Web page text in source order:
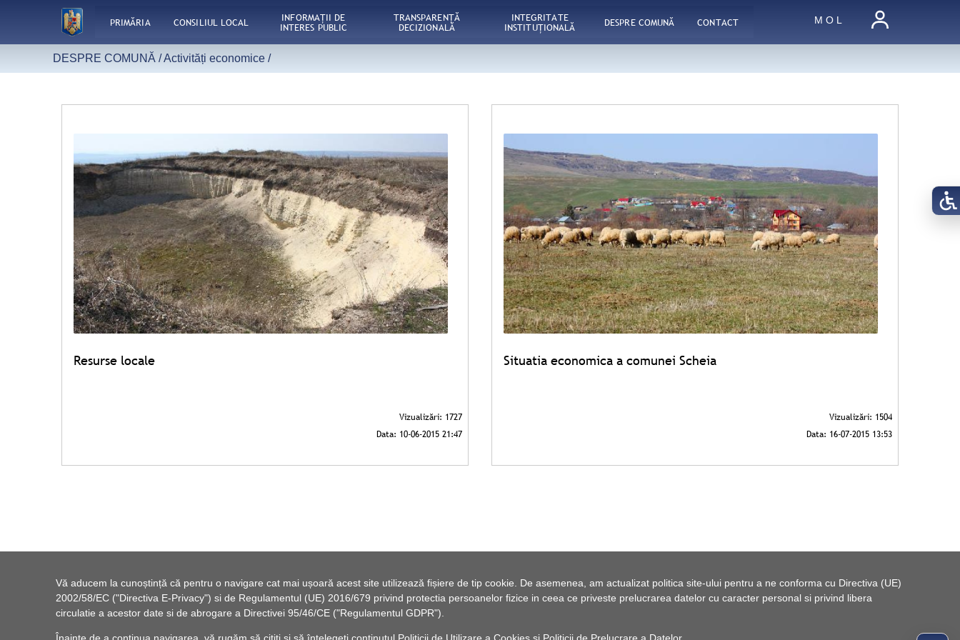
Vă aducem la cunoștință că pentru o navigare cat mai ușoară acest site utilizează fișiere de tip cookie. De asemenea, am actualizat politica site-ului pentru a ne conforma cu Directiva (UE)
2002/58/EC ("Directiva E-Privacy") si de Regulamentul (UE) 2016/679 privind protectia persoanelor fizice in ceea ce priveste prelucrarea datelor cu caracter personal si privind libera
circulatie a acestor date si de abrogare a Directivei 95/46/CE ("Regulamentul GDPR").
PRIMĂRIA CONSILIUL LOCAL INFORMAŢII DE
INTERES PUBLIC
TRANSPARENȚĂ
DECIZIONALĂ
INTEGRITATE
INSTITUȚIONALĂ DESPRE COMUNĂ CONTACT M O L
DESPRE COMUNĂ /Activități economice /
Resurse locale Situatia economica a comunei Scheia